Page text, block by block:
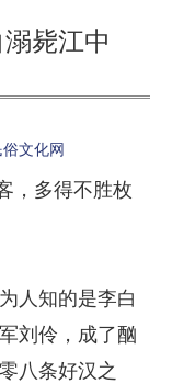
毙江中
文化网
，多得不胜枚
人知的是李白
刘伶，成了酗
八条好汉之